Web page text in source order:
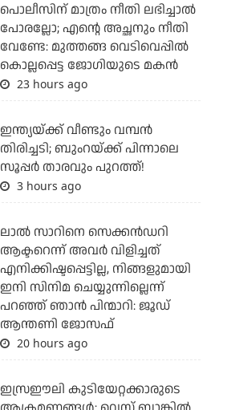
പൊലീസിന് മാത്രം നീതി ലഭിച്ചാല്‍
പോരല്ലോ; എന്റെ അച്ഛനും നീതി
വേണ്ടേ: മുത്തങ്ങ വെടിവെപ്പില്‍
കൊല്ലപ്പെട്ട ജോഗിയുടെ മകന്‍
23 hours ago
ഇന്ത്യയ്ക്ക് വീണ്ടും വമ്പന്‍
തിരിച്ചടി; ബുംറയ്ക്ക് പിന്നാലെ
സൂപ്പര്‍ താരവും പുറത്ത്!
3 hours ago
ലാല്‍ സാറിനെ സെക്കന്‍ഡറി
ആക്ടറെന്ന് അവര്‍ വിളിച്ചത്
എനിക്കിഷ്ടപ്പെട്ടില്ല, നിങ്ങളുമായി
ഇനി സിനിമ ചെയ്യുന്നില്ലെന്ന്
പറഞ്ഞ് ഞാന്‍ പിന്മാറി: ജൂഡ്
ആന്തണി ജോസഫ്
20 hours ago
ഇസ്രഈലി കുടിയേറ്റക്കാരുടെ